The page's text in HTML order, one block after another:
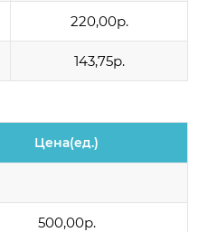
220,00р.
143,75р.
Цена(ед.)
500,00р.